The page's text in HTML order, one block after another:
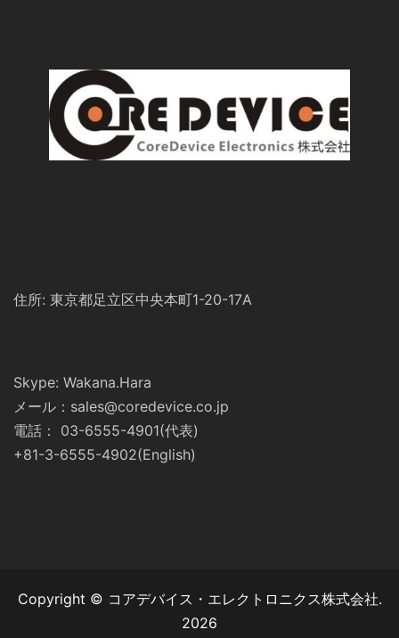
住所: 東京都足立区中央本町1-20-17A
Skype: Wakana.Hara
メール：sales@coredevice.co.jp
電話： 03-6555-4901(代表)
+81-3-6555-4902(English)
Copyright © コアデバイス・エレクトロニクス株式会社.
2026